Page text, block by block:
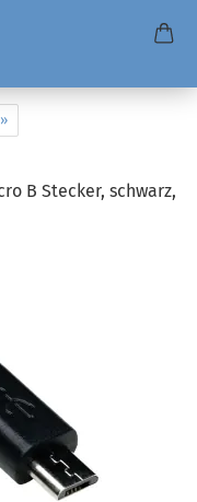
B Stecker, schwarz,